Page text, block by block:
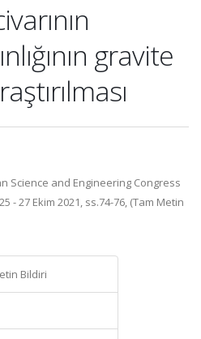
gravite
Science and Engineering Congress
- 27 Ekim 2021, ss.74-76, (Tam Metin
Bildiri